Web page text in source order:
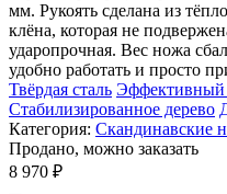
мм. Рукоять сделана из
клёна, которая не
ударопрочная. Вес ножа
удобно работать и просто
Твёрдая сталь Эффективный
Стабилизированное дерево
Категория: Скандинавские
Продано, можно заказать
8 970 ₽